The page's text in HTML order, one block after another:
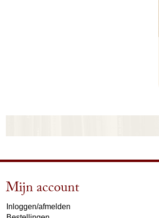
Mijn account
Inloggen/afmelden